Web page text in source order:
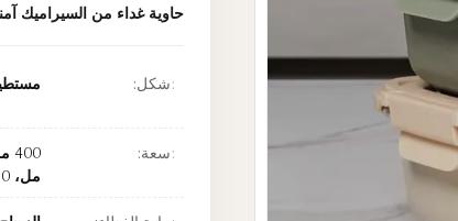
حاوية غداء من السيراميك
شكل:
سعة:
مل، 1150 مل